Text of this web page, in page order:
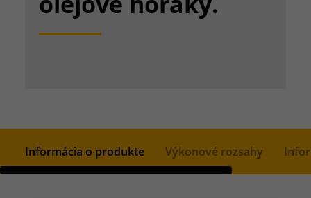
Informácia o produkte Výkonové rozsahy